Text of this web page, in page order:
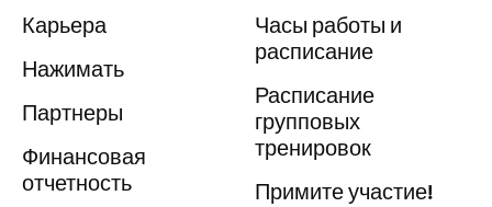
Карьера
Нажимать
Партнеры
Финансовая
отчетность
Часы работы и
расписание
Расписание
групповых
тренировок
Примите участие!